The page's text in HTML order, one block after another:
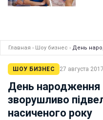
Главная › Шоу бизнес › День
ШОУ БИЗНЕС 27 августа
День народження
зворушливо
насиченого року